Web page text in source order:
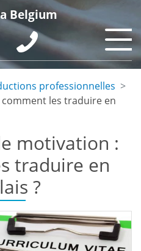
Belgium
professionnelles
les traduire en
motivation :
traduire en
?